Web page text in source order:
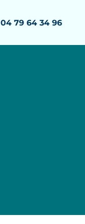
04 79 64 34 96